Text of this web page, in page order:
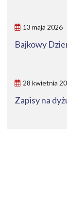
13 maja 2026
Bajkowy
28 kwietnia
Zapisy na